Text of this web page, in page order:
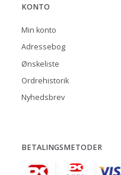
KONTO
Min konto
Adressebog
Ønskeliste
Ordrehistorik
Nyhedsbrev
BETALINGSMETODER